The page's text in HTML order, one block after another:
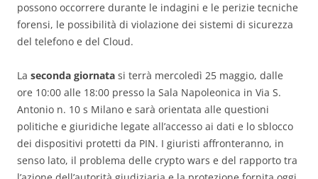
possono occorrere durante le indagini e le perizie tecniche
forensi, le possibilità di violazione dei sistemi di sicurezza
del telefono e del Cloud.
La seconda giornata si terrà mercoledì 25 maggio, dalle
ore 10:00 alle 18:00 presso la Sala Napoleonica in Via S.
Antonio n. 10 s Milano e sarà orientata alle questioni
politiche e giuridiche legate all’accesso ai dati e lo sblocco
dei dispositivi protetti da PIN. I giuristi affronteranno, in
senso lato, il problema delle crypto wars e del rapporto tra